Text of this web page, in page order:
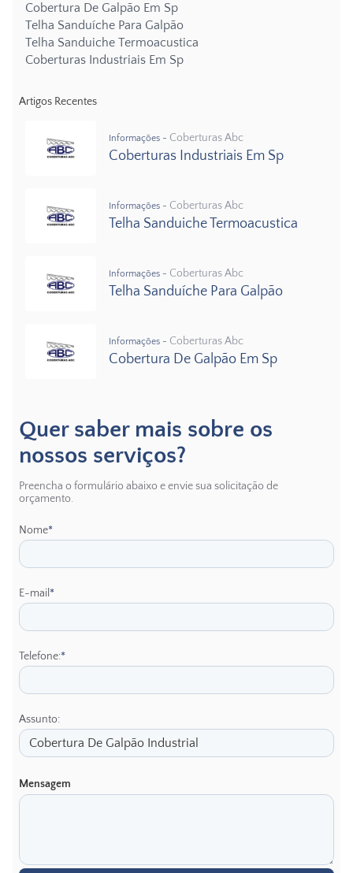
Cobertura De Galpão Em Sp
Telha Sanduíche Para Galpão
Telha Sanduiche Termoacustica
Coberturas Industriais Em Sp
Artigos Recentes
Informações - Coberturas Abc
Coberturas Industriais Em Sp
Informações - Coberturas Abc
Telha Sanduiche Termoacustica
Informações - Coberturas Abc
Telha Sanduíche Para Galpão
Informações - Coberturas Abc
Cobertura De Galpão Em Sp
Quer saber mais sobre os
nossos serviços?
Preencha o formulário abaixo e envie sua solicitação de
orçamento.
Nome*
E-mail *
Telefone:*
Assunto:
Mensagem